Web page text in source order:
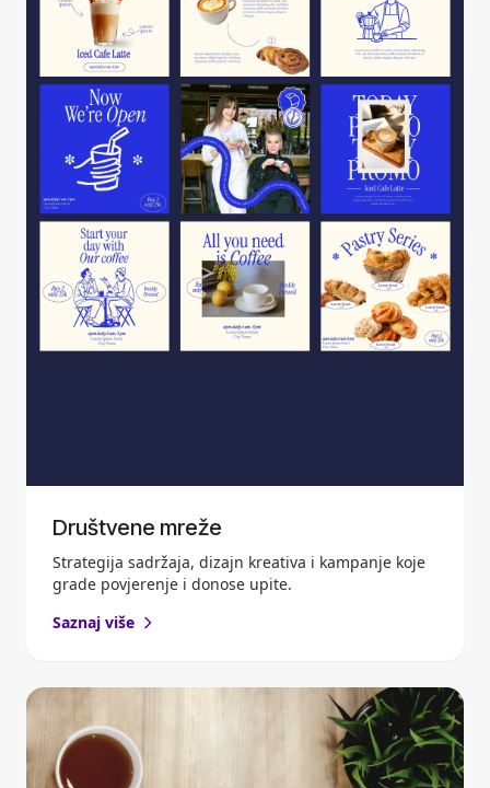
Društvene mreže
Strategija sadržaja, dizajn kreativa i kampanje koje
grade povjerenje i donose upite.
Saznaj više